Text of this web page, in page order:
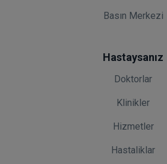
Basın Merkezi
Hastaysanız
Doktorlar
Klinikler
Hizmetler
Hastaliklar